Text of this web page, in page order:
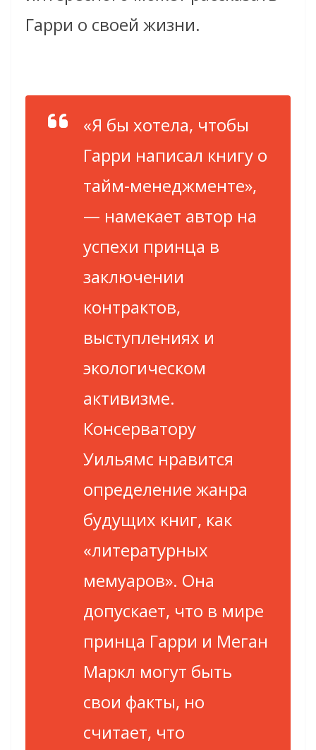
Гарри о своей жизни.
«Я бы хотела, чтобы
Гарри написал книгу о
тайм-менеджменте»,
— намекает автор на
успехи принца в
заключении
контрактов,
выступлениях и
экологическом
активизме.
Консерватору
Уильямс нравится
определение жанра
будущих книг, как
«литературных
мемуаров». Она
допускает, что в мире
принца Гарри и Меган
Маркл могут быть
свои факты, но
считает, что